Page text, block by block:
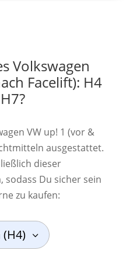
Volkswagen
Facelift): H4
VW up! 1 (vor &
ausgestattet.
dieser
Du sicher sein
zu kaufen:
(H4)